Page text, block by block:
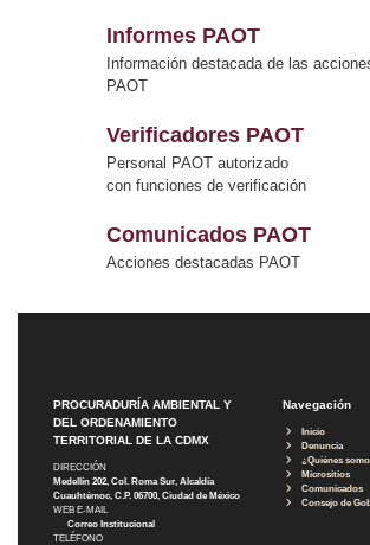
Informes PAOT
Información destacada de las
PAOT
Verificadores PAOT
Personal PAOT autorizado
con funciones de verificación
Comunicados PAOT
Acciones destacadas PAOT
PROCURADURÍA AMBIENTAL Y
DEL ORDENAMIENTO
TERRITORIAL DE LA CDMX
DIRECCIÓN
Medellín 202, Col. Roma Sur, Alcaldía
Cuauhtémoc, C.P. 06700, Ciudad de México
WEB E-MAIL
Correo Institucional
TELÉFONO
Navegación
Inicio
Denuncia
¿Quiénes
Micrositios
Comunicados
Consejo de